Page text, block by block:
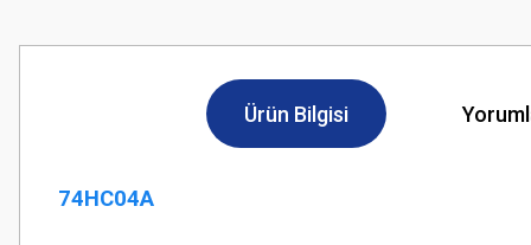
Ürün Bilgisi
74HC04A